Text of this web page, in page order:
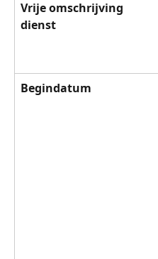
Vrije omschrijving
dienst
Begindatum